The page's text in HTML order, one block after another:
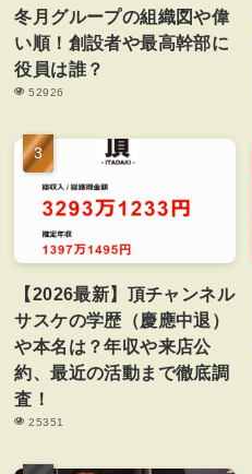
冬月グループの組織図や偉
い順！創設者や最高幹部に
役員は誰？
52926
【2026最新】頂チャンネル
サスケの学歴（慶應中退）
や本名は？年収や来店公
約、最近の活動まで徹底調
査！
25351